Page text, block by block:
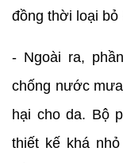
đồng thời loại bỏ
- Ngoài ra,
chống nước
hại cho da. Bộ
thiết kế khá